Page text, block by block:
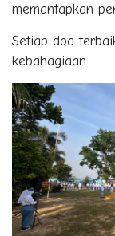
memantapkan
Setiap doa
kebahagiaan.